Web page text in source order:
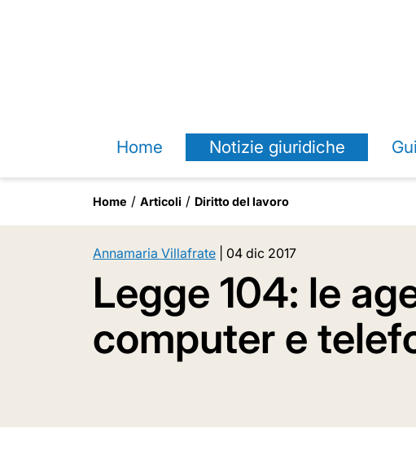
Home Notizie giuridiche
Home Articoli Diritto del lavoro
Annamaria Villafrate 04 dic 2017
Legge 104: le
computer e